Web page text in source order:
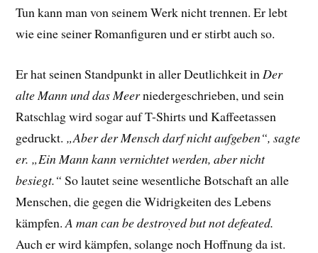
Tun kann man von seinem Werk nicht trennen. Er lebt
wie eine seiner Romanfiguren und er stirbt auch so.
Er hat seinen Standpunkt in aller Deutlichkeit in Der
alte Mann und das Meerniedergeschrieben, und sein
Ratschlag wird sogar auf T-Shirts und Kaffeetassen
gedruckt. „Aber der Mensch darf nicht aufgeben“, sagte
er. „Ein Mann kann vernichtet werden, aber nicht
besiegt.“So lautet seine wesentliche Botschaft an alle
Menschen, die gegen die Widrigkeiten des Lebens
kämpfen. A man can be destroyed but not defeated.
Auch er wird kämpfen, solange noch Hoffnung da ist.